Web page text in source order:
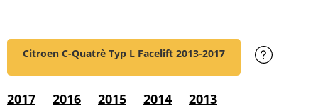
Citroen C-Quatrè Typ L Facelift 2013-2017
2017 2016 2015 2014 2013